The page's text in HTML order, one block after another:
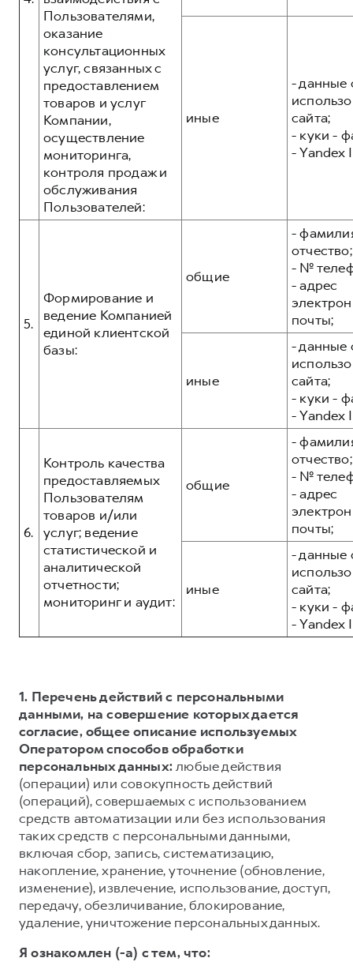
Пользователями,
оказание
консультационных
услуг, связанных с
предоставлением
товаров и услуг
Компании,
осуществление
мониторинга,
контроля продаж и
обслуживания
Пользователей:
иные
- данные
сайта;
- куки -
- Yandex
5.
Формирование и
ведение Компанией
единой клиентской
базы:
общие
-
отчество;
- №
- адрес
почты;
иные
- данные
сайта;
- куки -
- Yandex
6.
Контроль качества
предоставляемых
Пользователям
товаров и/или
услуг; ведение
статистической и
аналитической
отчетности;
мониторинг и аудит:
общие
-
отчество;
- №
- адрес
почты;
иные
- данные
сайта;
- куки -
- Yandex
1. Перечень действий с персональными
данными, на совершение которых дается
согласие, общее описание используемых
Оператором способов обработки
персональных данных:любые действия
(операции) или совокупность действий
(операций), совершаемых с использованием
средств автоматизации или без использования
таких средств с персональными данными,
включая сбор, запись, систематизацию,
накопление, хранение, уточнение (обновление,
изменение), извлечение, использование, доступ,
передачу, обезличивание, блокирование,
удаление, уничтожение персональных данных.
Я ознакомлен (-а) с тем, что: